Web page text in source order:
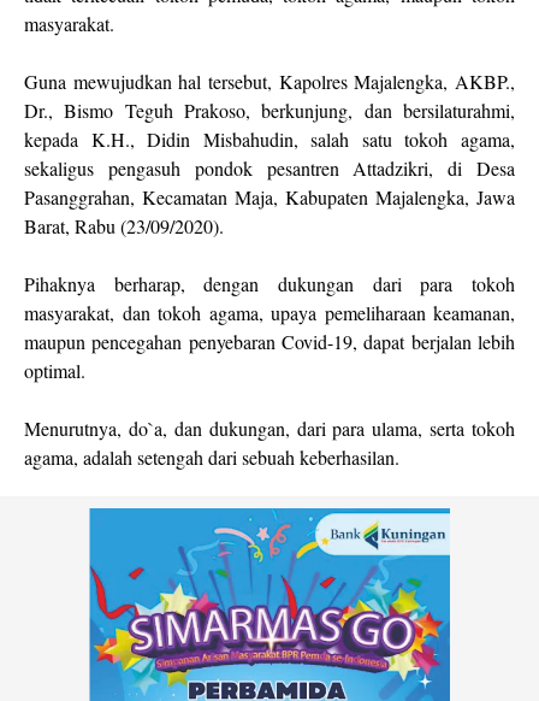
masyarakat.
Guna mewujudkan hal tersebut, Kapolres Majalengka, AKBP.,
Dr., Bismo Teguh Prakoso, berkunjung, dan bersilaturahmi,
kepada K.H., Didin Misbahudin, salah satu tokoh agama,
sekaligus pengasuh pondok pesantren Attadzikri, di Desa
Pasanggrahan, Kecamatan Maja, Kabupaten Majalengka, Jawa
Barat, Rabu (23/09/2020).
Pihaknya berharap, dengan dukungan dari para tokoh
masyarakat, dan tokoh agama, upaya pemeliharaan keamanan,
maupun pencegahan penyebaran Covid-19, dapat berjalan lebih
optimal.
Menurutnya, do`a, dan dukungan, dari para ulama, serta tokoh
agama, adalah setengah dari sebuah keberhasilan.